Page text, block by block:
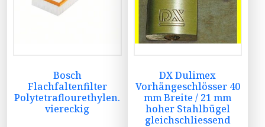
Bosch
Flachfaltenfilter
Polytetraflourethylen.
viereckig
DX Dulimex
Vorhängeschlösser 40
mm Breite / 21 mm
hoher Stahlbügel
gleichschliessend